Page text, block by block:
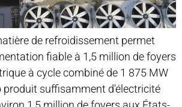
de refroidissement permet
fiable à 1,5 million de foyers
à cycle combiné de 1 875 MW
produit suffisamment d'électricité